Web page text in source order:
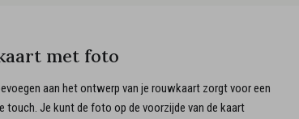
met foto
aan het ontwerp van je rouwkaart zorgt voor een
touch. Je kunt de foto op de voorzijde van de kaart